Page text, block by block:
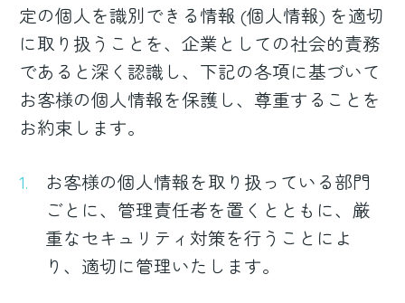
定の個人を識別できる情報 (個人情報) を適切
に取り扱うことを、企業としての社会的責務
であると深く認識し、下記の各項に基づいて
お客様の個人情報を保護し、尊重することを
お約束します。
お客様の個人情報を取り扱っている部門
ごとに、管理責任者を置くとともに、厳
重なセキュリティ対策を行うことによ
り、適切に管理いたします。